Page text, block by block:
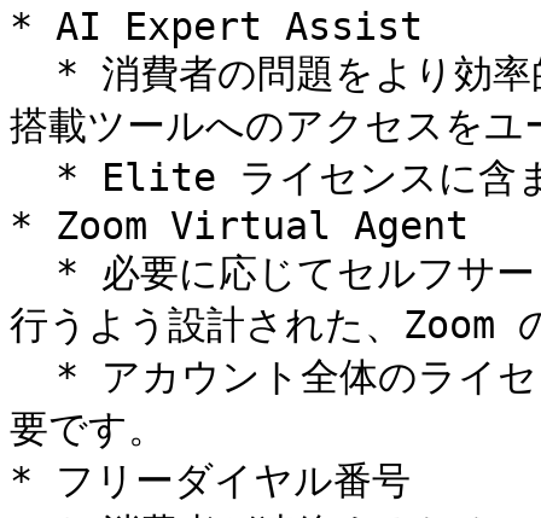
* AI Expert Assist
搭載ツールへのアクセスをユ
* Zoom Virtual Agent
行うよう設計された、
要です。
* フリーダイヤル番号